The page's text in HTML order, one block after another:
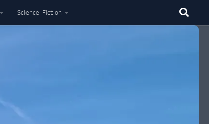
Science-Fiction